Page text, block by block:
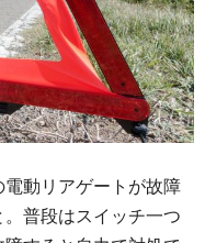
動リアゲートが故障
普段はスイッチ一つ